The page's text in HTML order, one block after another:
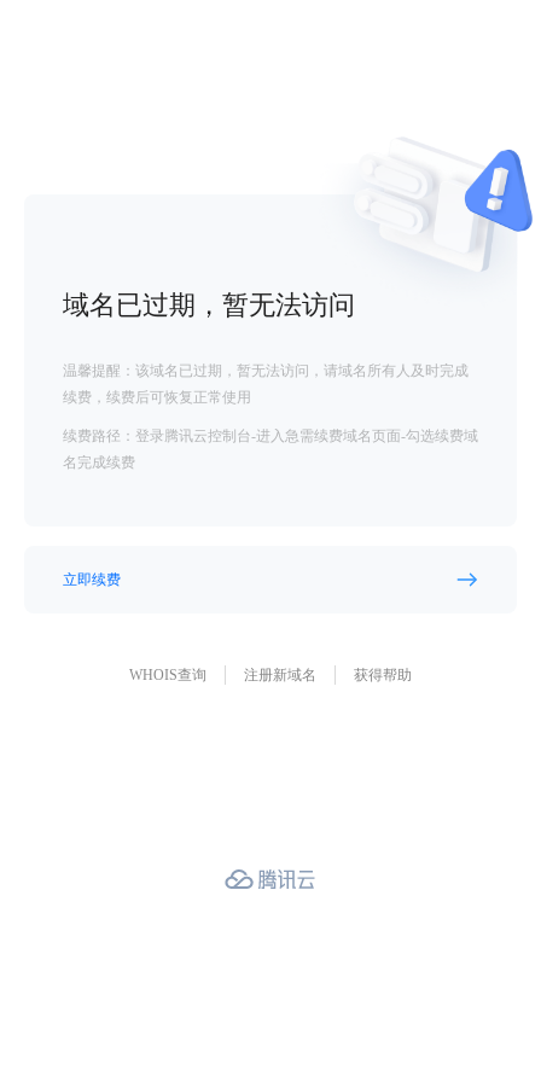
域名已过期，暂无法访问
温馨提醒：该域名已过期，暂无法访问，请域名所有人及时完成
续费，续费后可恢复正常使用
续费路径：登录腾讯云控制台-进入急需续费域名页面-勾选续费域
名完成续费
立即续费
WHOIS查询 注册新域名 获得帮助